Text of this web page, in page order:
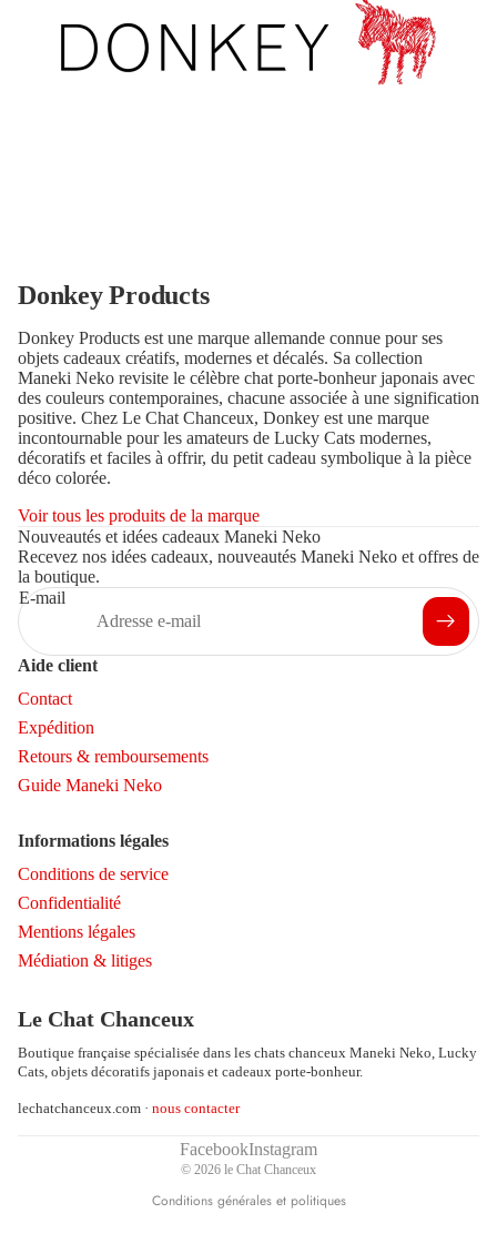
Donkey Products
Donkey Products est une marque allemande connue pour ses
objets cadeaux créatifs, modernes et décalés. Sa collection
Maneki Neko revisite le célèbre chat porte-bonheur japonais avec
des couleurs contemporaines, chacune associée à une signification
positive. Chez Le Chat Chanceux, Donkey est une marque
incontournable pour les amateurs de Lucky Cats modernes,
décoratifs et faciles à offrir, du petit cadeau symbolique à la pièce
déco colorée.
Voir tous les produits de la marque
Nouveautés et idées cadeaux Maneki Neko
Recevez nos idées cadeaux, nouveautés Maneki Neko et offres de
la boutique.
E-mail
Aide client
Contact
Expédition
Retours & remboursements
Guide Maneki Neko
Informations légales
Conditions de service
Confidentialité
Mentions légales
Médiation & litiges
Le Chat Chanceux
Boutique française spécialisée dans les chats chanceux Maneki Neko, Lucky
Cats, objets décoratifs japonais et cadeaux porte-bonheur.
lechatchanceux.com · nous contacter
FacebookInstagram
© 2026 le Chat Chanceux
Conditions générales et politiques
Politique de remboursement
Conditions d’utilisation
Politique d’expédition
Conditions générales de vente
Politique de résiliation